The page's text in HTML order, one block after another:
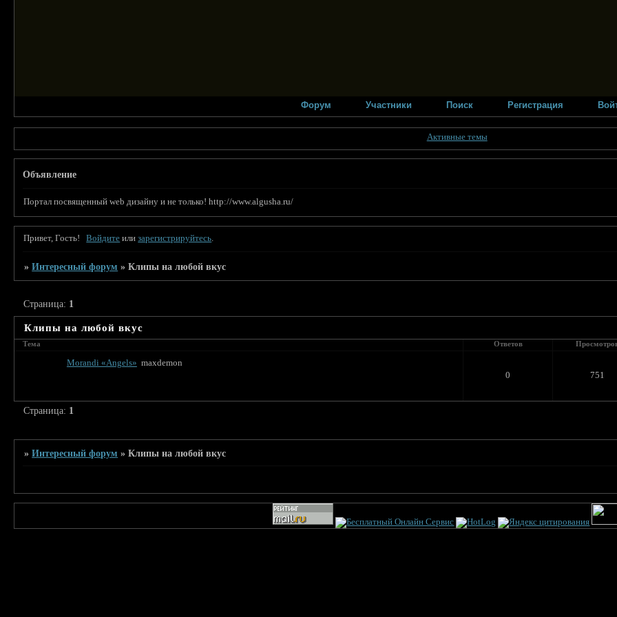
Форум Участники Поиск Регистрация
Активные темы
Объявление
Портал посвященный web дизайну и не только! http://www.algusha.ru/
Привет, Гость! Войдите илизарегистрируйтесь.
»Интересный форум »Клипы на любой вкус
Клипы на любой вкус
Страница: 1
Тема Ответов
Morandi «Angels» maxdemon
0
751
Страница: 1
»Интересный форум »Клипы на любой вкус